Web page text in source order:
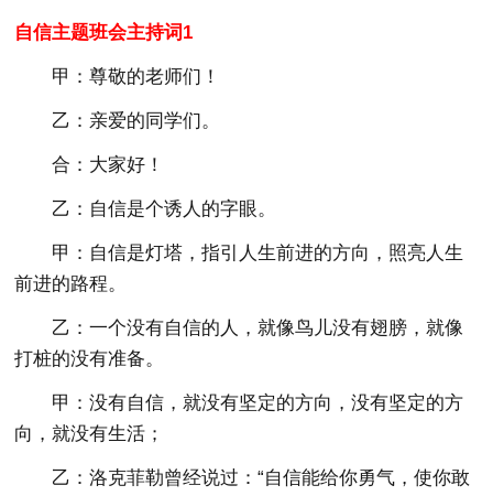
自信主题班会主持词1
甲：尊敬的老师们！
乙：亲爱的同学们。
合：大家好！
乙：自信是个诱人的字眼。
甲：自信是灯塔，指引人生前进的方向，照亮人生
前进的路程。
乙：一个没有自信的人，就像鸟儿没有翅膀，就像
打桩的没有准备。
甲：没有自信，就没有坚定的方向，没有坚定的方
向，就没有生活；
乙：洛克菲勒曾经说过：“自信能给你勇气，使你敢